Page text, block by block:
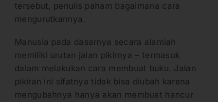
tersebut, penulis paham bagaimana cara
mengurutkannya.
Manusia pada dasarnya secara alamiah
memiliki urutan jalan pikirnya – termasuk
dalam melakukan cara membuat buku. Jalan
pikiran ini sifatnya tidak bisa diubah karena
mengubahnya hanya akan membuat hancur